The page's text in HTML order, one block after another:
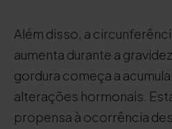
Além disso, a
aumenta durante a
gordura começa a
alterações hormonais.
propensa à ocorrência